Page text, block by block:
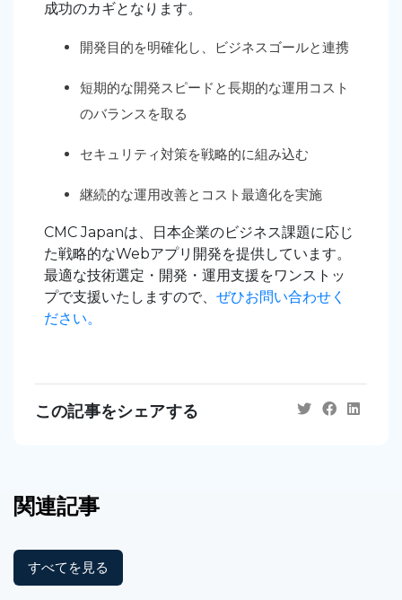
成功のカギとなります。
開発目的を明確化し、ビジネスゴールと連携
短期的な開発スピードと長期的な運用コスト
のバランスを取る
セキュリティ対策を戦略的に組み込む
継続的な運用改善とコスト最適化を実施
CMC Japanは、日本企業のビジネス課題に応じ
た戦略的なWebアプリ開発を提供しています。
最適な技術選定・開発・運用支援をワンストッ
プで支援いたしますので、 ぜひお問い合わせく
ださい。
この記事をシェアする
関連記事
すべてを見る